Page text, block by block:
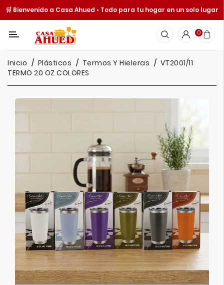
🛒 Bienvenido a Casa Ahued • Todo para tu hogar en un solo lugar
Categoría
Cocina
Y
Mesa
Cuisine
Catálogos
Ver
Más
0
Inicio Plásticos Termos Y Hieleras
VT2001/11
TERMO 20 OZ COLORES